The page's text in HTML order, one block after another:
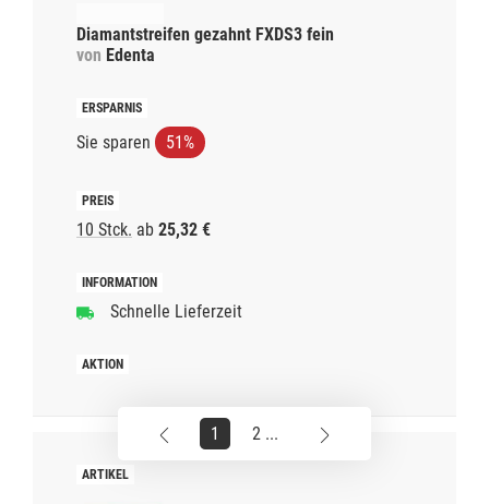
Diamantstreifen gezahnt FXDS3 fein
von Edenta
Sie sparen 51%
10 Stck. ab 25,32 €
Schnelle Lieferzeit
1 2 ...